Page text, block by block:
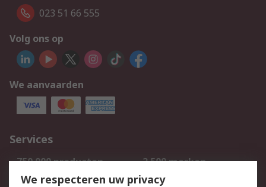
023 51 66 555
Volg ons op
We aanvaarden
Services
750.000 producten
2.500 merken
Bestellen
Inkoopoplossingen
We respecteren uw privacy